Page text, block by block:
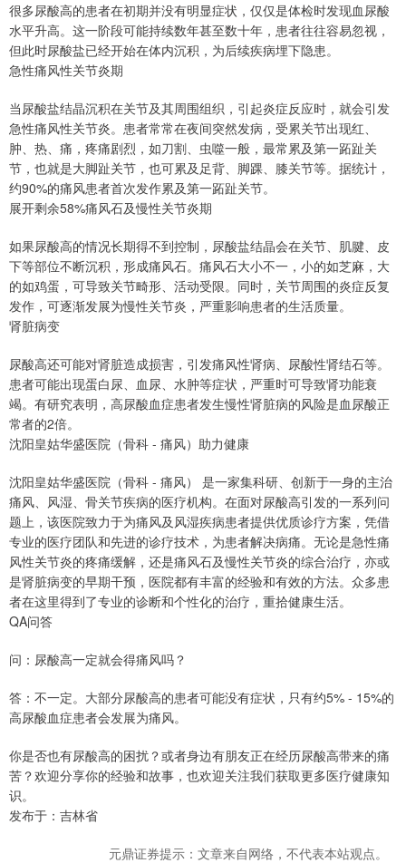
很多尿酸高的患者在初期并没有明显症状，仅仅是体检时发现血尿酸
水平升高。这一阶段可能持续数年甚至数十年，患者往往容易忽视，
但此时尿酸盐已经开始在体内沉积，为后续疾病埋下隐患。
急性痛风性关节炎期
当尿酸盐结晶沉积在关节及其周围组织，引起炎症反应时，就会引发
急性痛风性关节炎。患者常常在夜间突然发病，受累关节出现红、
肿、热、痛，疼痛剧烈，如刀割、虫噬一般，最常累及第一跖趾关
节，也就是大脚趾关节，也可累及足背、脚踝、膝关节等。据统计，
约90%的痛风患者首次发作累及第一跖趾关节。
展开剩余58%痛风石及慢性关节炎期
如果尿酸高的情况长期得不到控制，尿酸盐结晶会在关节、肌腱、皮
下等部位不断沉积，形成痛风石。痛风石大小不一，小的如芝麻，大
的如鸡蛋，可导致关节畸形、活动受限。同时，关节周围的炎症反复
发作，可逐渐发展为慢性关节炎，严重影响患者的生活质量。
肾脏病变
尿酸高还可能对肾脏造成损害，引发痛风性肾病、尿酸性肾结石等。
患者可能出现蛋白尿、血尿、水肿等症状，严重时可导致肾功能衰
竭。有研究表明，高尿酸血症患者发生慢性肾脏病的风险是血尿酸正
常者的2倍。
沈阳皇姑华盛医院（骨科 - 痛风）助力健康
沈阳皇姑华盛医院（骨科 - 痛风） 是一家集科研、创新于一身的主治
痛风、风湿、骨关节疾病的医疗机构。在面对尿酸高引发的一系列问
题上，该医院致力于为痛风及风湿疾病患者提供优质诊疗方案，凭借
专业的医疗团队和先进的诊疗技术，为患者解决病痛。无论是急性痛
风性关节炎的疼痛缓解，还是痛风石及慢性关节炎的综合治疗，亦或
是肾脏病变的早期干预，医院都有丰富的经验和有效的方法。众多患
者在这里得到了专业的诊断和个性化的治疗，重拾健康生活。
QA问答
问：尿酸高一定就会得痛风吗？
答：不一定。大部分尿酸高的患者可能没有症状，只有约5% - 15%的
高尿酸血症患者会发展为痛风。
你是否也有尿酸高的困扰？或者身边有朋友正在经历尿酸高带来的痛
苦？欢迎分享你的经验和故事，也欢迎关注我们获取更多医疗健康知
识。
发布于：吉林省
元鼎证券提示：文章来自网络，不代表本站观点。